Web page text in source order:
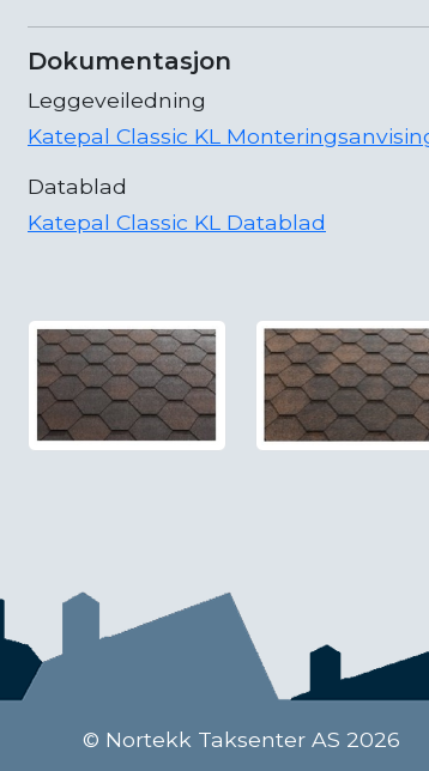
Dokumentasjon
Leggeveiledning
Katepal Classic KL
Datablad
Katepal Classic KL Datablad
© Nortekk Taksenter AS 2026